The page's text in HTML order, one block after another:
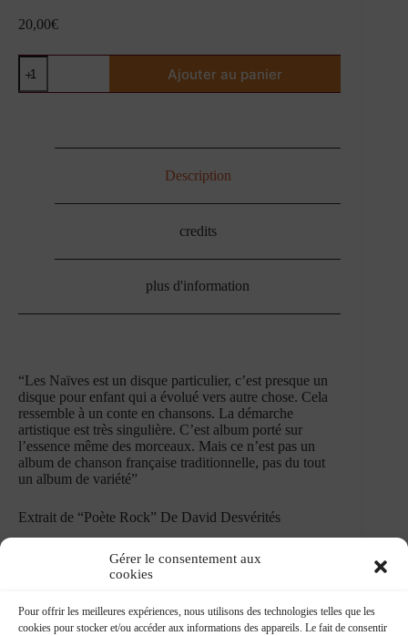
Gérer le consentement aux
cookies
Pour offrir les meilleures expériences, nous utilisons des technologies telles que les
cookies pour stocker et/ou accéder aux informations des appareils. Le fait de consentir
20,00€
quantité
de
CD-
Ajouter au panier
Description
credits
plus d'information
“Les Naïves est un disque particulier, c’est presque un
disque pour enfant qui a évolué vers autre chose. Cela
ressemble à un conte en chansons. La démarche
artistique est très singulière. C’est album porté sur
l’essence même des morceaux. Mais ce n’est pas un
album de chanson française traditionnelle, pas du tout
un album de variété”
Extrait de “Poète Rock” De David Desvérités